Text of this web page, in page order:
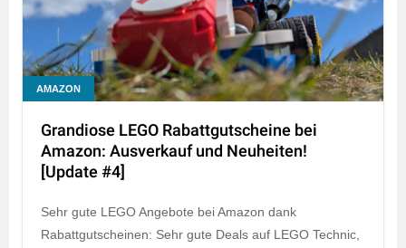
AMAZON
Grandiose LEGO Rabattgutscheine bei
Amazon: Ausverkauf und Neuheiten!
[Update #4]
Sehr gute LEGO Angebote bei Amazon dank
Rabattgutscheinen: Sehr gute Deals auf LEGO Technic,